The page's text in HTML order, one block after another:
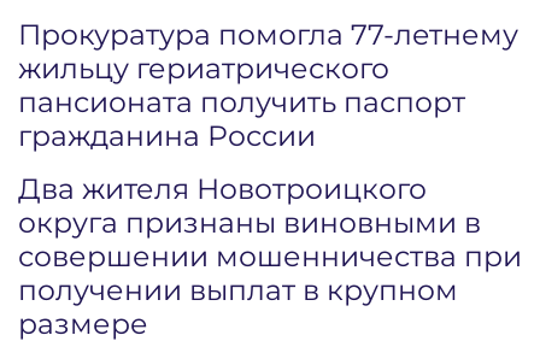
Прокуратура помогла 77-летнему
жильцу гериатрического
пансионата получить паспорт
гражданина России
Два жителя Новотроицкого
округа признаны виновными в
совершении мошенничества при
получении выплат в крупном
размере